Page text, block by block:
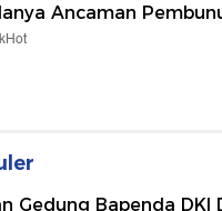
Ancaman
Gedung Bapenda DKI